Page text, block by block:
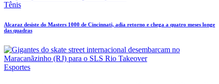
Tênis
Alcaraz desiste do Masters 1000 de Cincinnati, adia retorno e chega a quatro meses longe
das quadras
Esportes